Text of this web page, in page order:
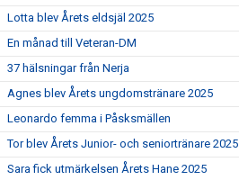
Lotta blev Årets eldsjäl 2025
En månad till Veteran-DM
37 hälsningar från Nerja
Agnes blev Årets ungdomstränare 2025
Leonardo femma i Påsksmällen
Tor blev Årets Junior- och seniortränare 2025
Sara fick utmärkelsen Årets Hane 2025